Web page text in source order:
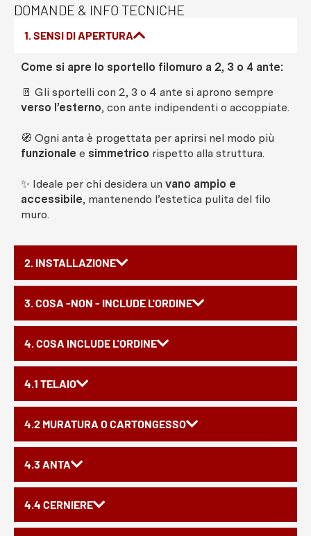
DOMANDE & INFO TECNICHE
1. SENSI DI APERTURA
2. INSTALLAZIONE
3. COSA -NON - INCLUDE L'ORDINE
4. COSA INCLUDE L'ORDINE
4.1 TELAIO
4.2 MURATURA O CARTONGESSO
4.3 ANTA
4.4 CERNIERE
Come si apre lo sportello filomuro a 2, 3 o 4 ante:
🚪 Gli sportelli con 2, 3 o 4 ante si aprono sempre
verso l’esterno, con ante indipendenti o accoppiate.
🧭 Ogni anta è progettata per aprirsi nel modo più
funzionale e simmetrico rispetto alla struttura.
✨ Ideale per chi desidera un vano ampio e
accessibile, mantenendo l’estetica pulita del filo
muro.